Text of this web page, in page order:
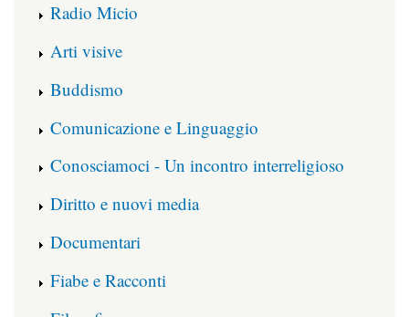
Radio Micio
Arti visive
Buddismo
Comunicazione e Linguaggio
Conosciamoci - Un incontro interreligioso
Diritto e nuovi media
Documentari
Fiabe e Racconti